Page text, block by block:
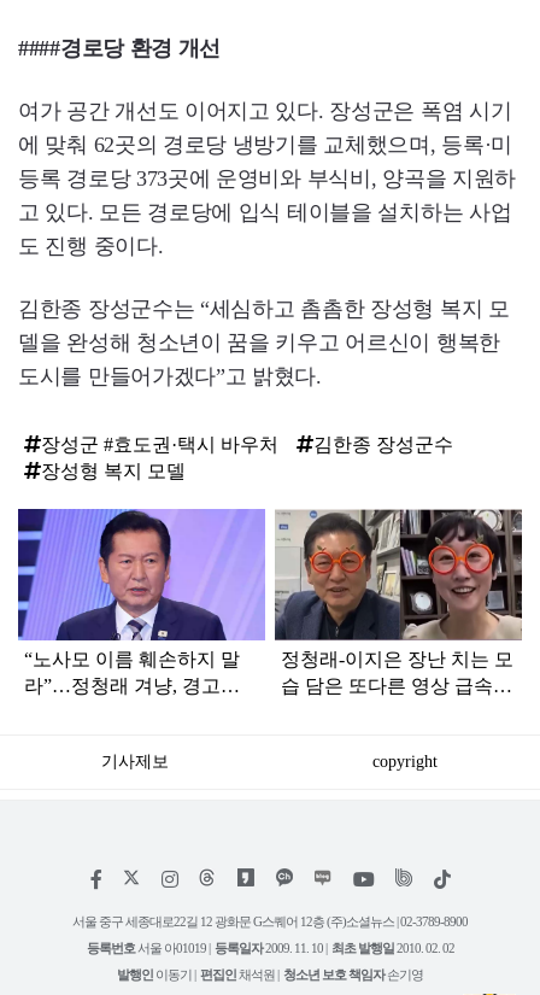
####경로당 환경 개선
여가 공간 개선도 이어지고 있다. 장성군은 폭염 시기
에 맞춰 62곳의 경로당 냉방기를 교체했으며, 등록·미
등록 경로당 373곳에 운영비와 부식비, 양곡을 지원하
고 있다. 모든 경로당에 입식 테이블을 설치하는 사업
도 진행 중이다.
김한종 장성군수는 “세심하고 촘촘한 장성형 복지 모
델을 완성해 청소년이 꿈을 키우고 어르신이 행복한
도시를 만들어가겠다”고 밝혔다.
장성군 #효도권·택시 바우처
김한종 장성군수
장성형 복지 모델
탑
라
인
“노사모 이름 훼손하지 말
라”…정청래 겨냥, 경고장
정청래-이지은 장난 치는 모
습 담은 또다른 영상 급속
기사제보 copyright
페
스
인
타
램
위
트
유
튜
틱
서울 중구 세종대로22길 12 광화문 G스퀘어 12층 (주)소셜뉴스 | 02-3789-8900
등록번호 서울 아01019 | 등록일자2009. 11. 10 | 최초 발행일2010. 02. 02
발행인 이동기 | 편집인채석원 | 청소년 보호 책임자손기영